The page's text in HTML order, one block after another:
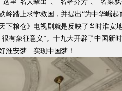
里“名人辈出”、“名著芬芳”、“名菜
踏上求学救国，并提出“为中华崛
粮仓》电视剧就是反映了当时淮安
象征意义”。十九大开辟了中国新
淮安梦，实现中国梦！